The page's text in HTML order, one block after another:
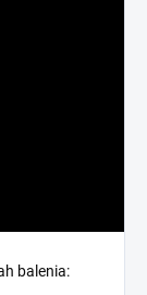
balenia: